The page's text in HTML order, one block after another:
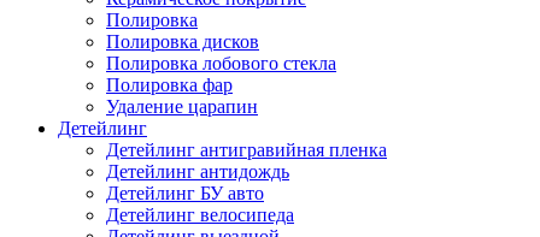
Полировка
Полировка дисков
Полировка лобового стекла
Полировка фар
Удаление царапин
Детейлинг
Детейлинг антигравийная пленка
Детейлинг антидождь
Детейлинг БУ авто
Детейлинг велосипеда